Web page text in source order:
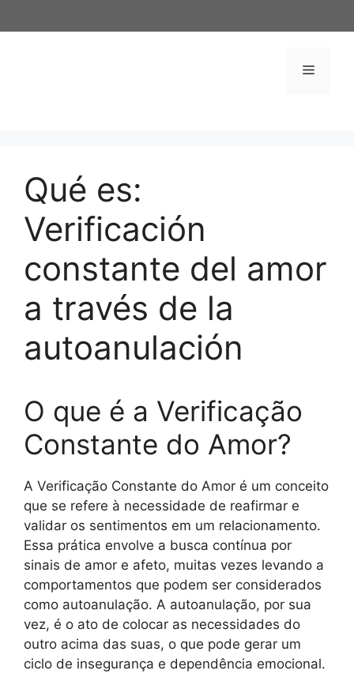
al
Menú
Qué es:
Verificación
constante del amor
a través de la
autoanulación
O que é a Verificação
Constante do Amor?
A Verificação Constante do Amor é um conceito
que se refere à necessidade de reafirmar e
validar os sentimentos em um relacionamento.
Essa prática envolve a busca contínua por
sinais de amor e afeto, muitas vezes levando a
comportamentos que podem ser considerados
como autoanulação. A autoanulação, por sua
vez, é o ato de colocar as necessidades do
outro acima das suas, o que pode gerar um
ciclo de insegurança e dependência emocional.